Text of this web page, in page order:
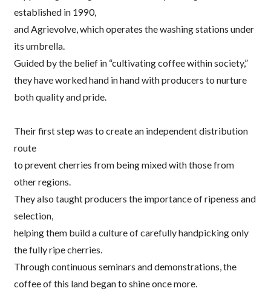
established in 1990,
and Agrievolve, which operates the washing stations under
its umbrella.
Guided by the belief in “cultivating coffee within society,”
they have worked hand in hand with producers to nurture
both quality and pride.
Their first step was to create an independent distribution
route
to prevent cherries from being mixed with those from
other regions.
They also taught producers the importance of ripeness and
selection,
helping them build a culture of carefully handpicking only
the fully ripe cherries.
Through continuous seminars and demonstrations, the
coffee of this land began to shine once more.